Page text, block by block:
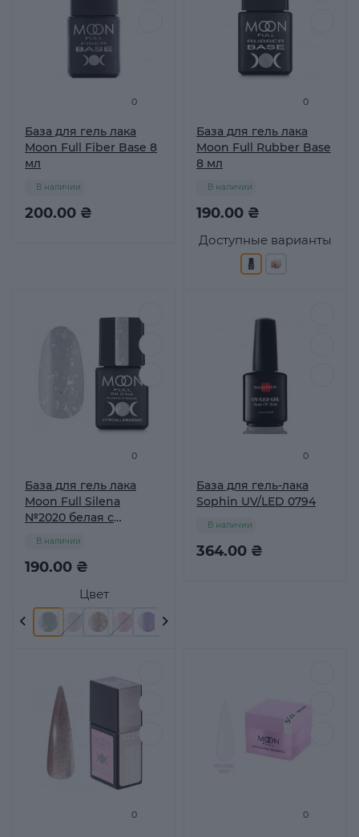
0
База для гель лака
Moon Full Fiber Base 8
мл
200.00 ₴
В наличии
0
База для гель лака
Moon Full Rubber Base
8 мл
Доступные варианты
190.00 ₴
В наличии
0
База для гель лака
Moon Full Silena
№2020 белая с
Цвет
190.00 ₴
В наличии
0
База для гель-лака
Sophin UV/LED 0794
364.00 ₴
В наличии
0 0